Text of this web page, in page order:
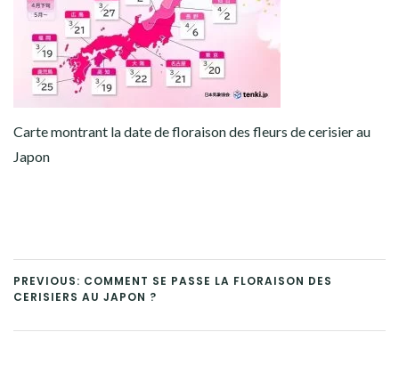
Carte montrant la date de floraison des fleurs de cerisier au
Japon
PREVIOUS: COMMENT SE PASSE LA FLORAISON DES
CERISIERS AU JAPON ?